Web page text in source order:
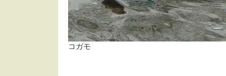
コガモ